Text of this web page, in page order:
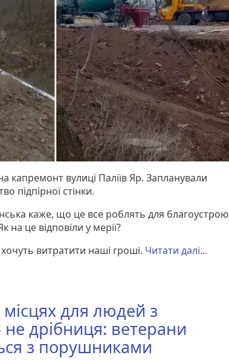
капремонт вулиці Паліїв Яр. Запланували
підпірної стінки.
каже, що це все роблять для благоустрою
на це відповіли у мерії?
витратити наші гроші. Читати далі...
для людей з
не дрібниця: ветерани
з порушниками